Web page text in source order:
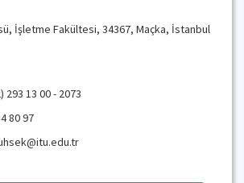
İşletme Fakültesi, 34367, Maçka, İstanbul
293 13 00 - 2073
80 97